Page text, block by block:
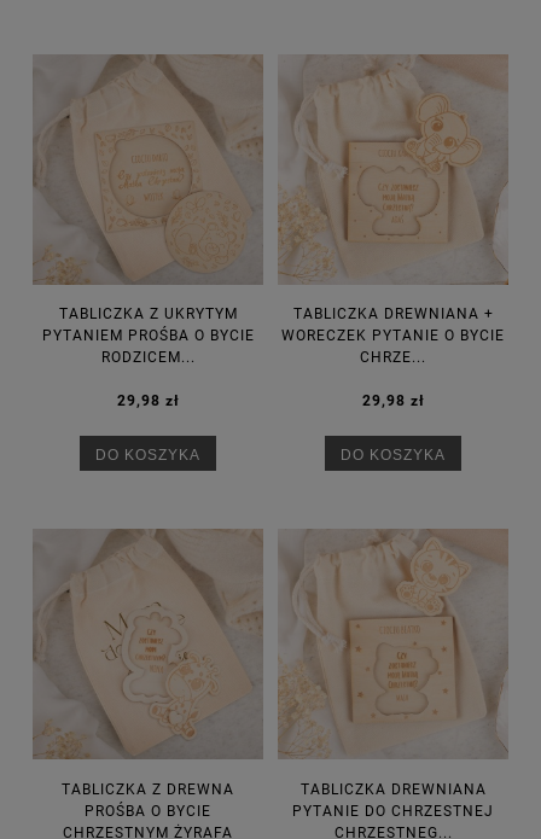
TABLICZKA Z UKRYTYM
PYTANIEM PROŚBA O BYCIE
RODZICEM...
29,98 zł
DO KOSZYKA
TABLICZKA DREWNIANA +
WORECZEK PYTANIE O BYCIE
CHRZE...
29,98 zł
DO KOSZYKA
TABLICZKA Z DREWNA
PROŚBA O BYCIE
CHRZESTNYM ŻYRAFA
TABLICZKA DREWNIANA
PYTANIE DO CHRZESTNEJ
CHRZESTNEG...